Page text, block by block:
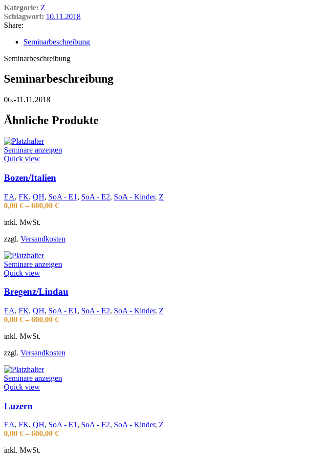
Kategorie: Z
Schlagwort: 10.11.2018
Share:
Seminarbeschreibung
Seminarbeschreibung
Seminarbeschreibung
06.-11.11.2018
Ähnliche Produkte
Seminare anzeigen
Quick view
Bozen/Italien
EA, FK, QH, SoA - E1 , SoA - E2, SoA - Kinder, Z
0,00 € – 600,00 €
inkl. MwSt.
zzgl. Versandkosten
Seminare anzeigen
Quick view
Bregenz/Lindau
EA, FK, QH, SoA - E1 , SoA - E2, SoA - Kinder, Z
0,00 € – 600,00 €
inkl. MwSt.
zzgl. Versandkosten
Seminare anzeigen
Quick view
Luzern
EA, FK, QH, SoA - E1, SoA - E2, SoA - Kinder, Z
0,00 € – 600,00 €
inkl. MwSt.